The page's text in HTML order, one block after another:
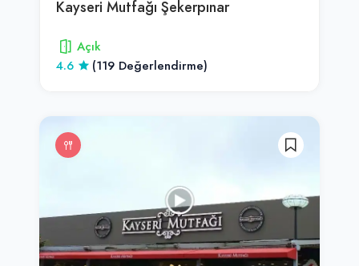
Kayseri Mutfağı Şekerpınar
Açık
4.6
(119 Değerlendirme)